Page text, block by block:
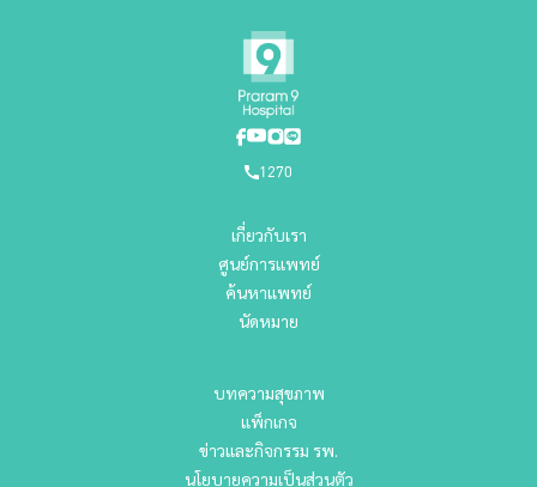
1270
เกี่ยวกับเรา
ศูนย์การแพทย์
ค้นหาแพทย์
นัดหมาย
บทความสุขภาพ
แพ็กเกจ
ข่าวและกิจกรรม รพ.
นโยบายความเป็นส่วนตัว